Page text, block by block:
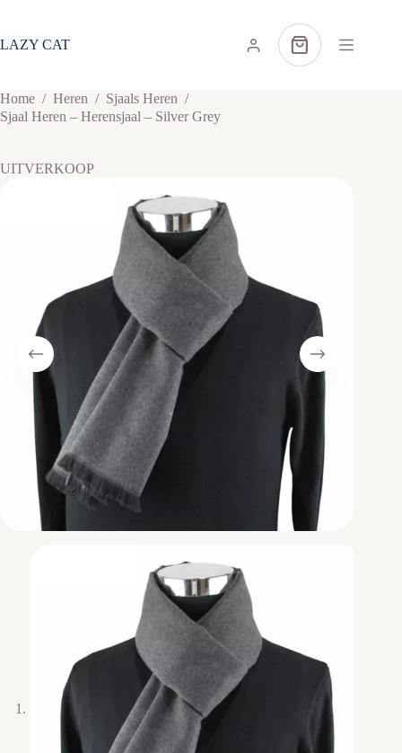
de
LAZY CAT Winkelwagen
Home / Heren / Sjaals Heren /
Sjaal Heren – Herensjaal – Silver Grey
UITVERKOOP